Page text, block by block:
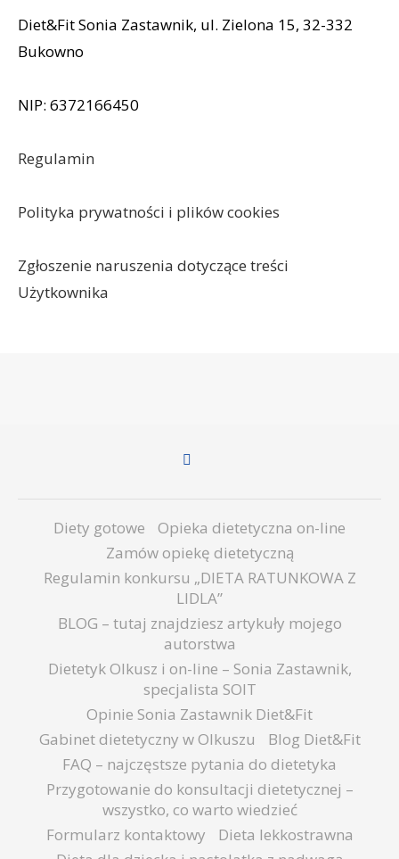
Diet&Fit Sonia Zastawnik, ul. Zielona 15, 32-332
Bukowno
NIP: 6372166450
Regulamin
Polityka prywatności i plików cookies
Zgłoszenie naruszenia dotyczące treści
Użytkownika
Diety gotowe
Opieka dietetyczna on-line
Zamów opiekę dietetyczną
Regulamin konkursu „DIETA RATUNKOWA Z
LIDLA”
BLOG – tutaj znajdziesz artykuły mojego
autorstwa
Dietetyk Olkusz i on-line – Sonia Zastawnik,
specjalista SOIT
Opinie Sonia Zastawnik Diet&Fit
Gabinet dietetyczny w Olkuszu
Blog Diet&Fit
FAQ – najczęstsze pytania do dietetyka
Przygotowanie do konsultacji dietetycznej –
wszystko, co warto wiedzieć
Formularz kontaktowy
Dieta lekkostrawna